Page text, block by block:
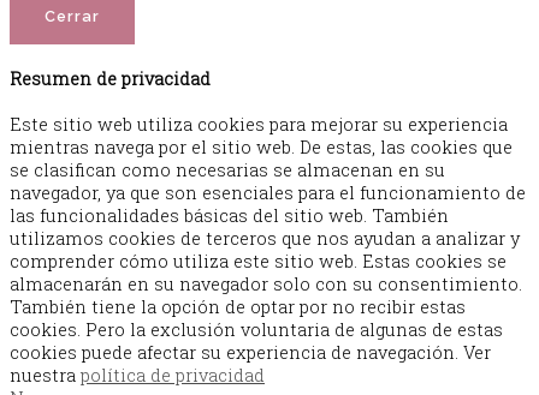
Cerrar
Resumen de privacidad
Este sitio web utiliza cookies para mejorar su experiencia
mientras navega por el sitio web. De estas, las cookies que
se clasifican como necesarias se almacenan en su
navegador, ya que son esenciales para el funcionamiento de
las funcionalidades básicas del sitio web. También
utilizamos cookies de terceros que nos ayudan a analizar y
comprender cómo utiliza este sitio web. Estas cookies se
almacenarán en su navegador solo con su consentimiento.
También tiene la opción de optar por no recibir estas
cookies. Pero la exclusión voluntaria de algunas de estas
cookies puede afectar su experiencia de navegación. Ver
nuestra política de privacidad